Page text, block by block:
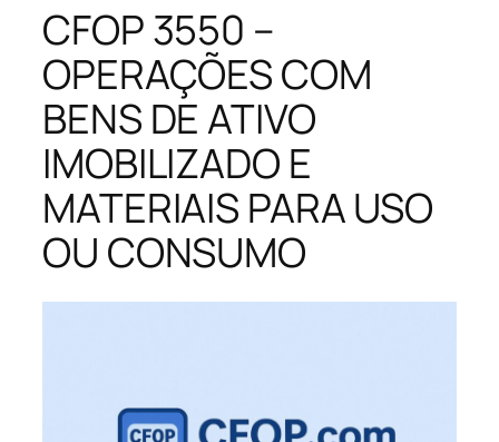
CFOP 3550 –
OPERAÇÕES COM
BENS DE ATIVO
IMOBILIZADO E
MATERIAIS PARA USO
OU CONSUMO